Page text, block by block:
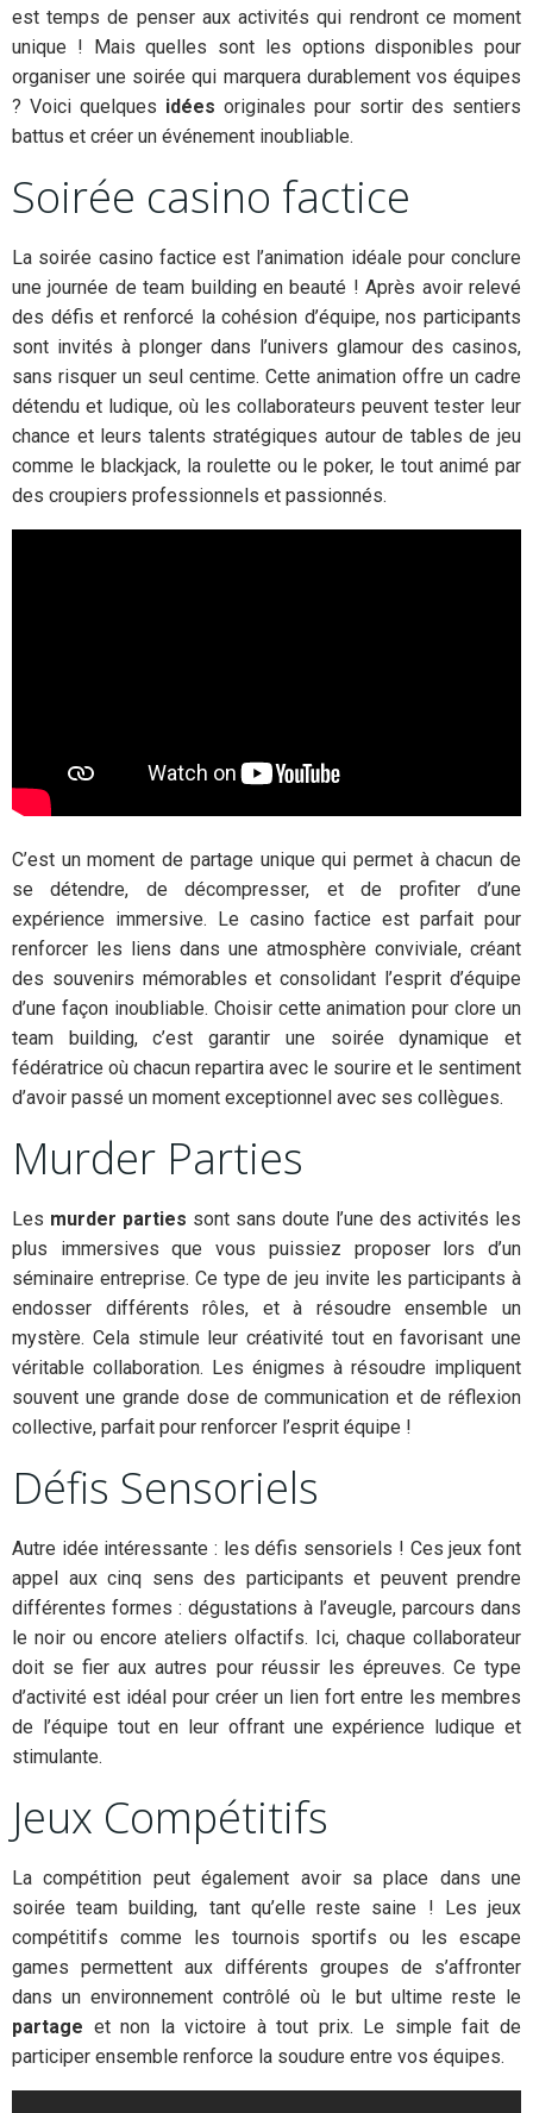
est temps de penser aux activités qui rendront ce moment
unique ! Mais quelles sont les options disponibles pour
organiser une soirée qui marquera durablement vos équipes
? Voici quelques idées originales pour sortir des sentiers
battus et créer un événement inoubliable.
Soirée casino factice
La soirée casino factice est l’animation idéale pour conclure
une journée de team building en beauté ! Après avoir relevé
des défis et renforcé la cohésion d’équipe, nos participants
sont invités à plonger dans l’univers glamour des casinos,
sans risquer un seul centime. Cette animation offre un cadre
détendu et ludique, où les collaborateurs peuvent tester leur
chance et leurs talents stratégiques autour de tables de jeu
comme le blackjack, la roulette ou le poker, le tout animé par
des croupiers professionnels et passionnés.
C’est un moment de partage unique qui permet à chacun de
se détendre, de décompresser, et de profiter d’une
expérience immersive. Le casino factice est parfait pour
renforcer les liens dans une atmosphère conviviale, créant
des souvenirs mémorables et consolidant l’esprit d’équipe
d’une façon inoubliable. Choisir cette animation pour clore un
team building, c’est garantir une soirée dynamique et
fédératrice où chacun repartira avec le sourire et le sentiment
d’avoir passé un moment exceptionnel avec ses collègues.
Murder Parties
Les murder parties sont sans doute l’une des activités les
plus immersives que vous puissiez proposer lors d’un
séminaire entreprise. Ce type de jeu invite les participants à
endosser différents rôles, et à résoudre ensemble un
mystère. Cela stimule leur créativité tout en favorisant une
véritable collaboration. Les énigmes à résoudre impliquent
souvent une grande dose de communication et de réflexion
collective, parfait pour renforcer l’esprit équipe !
Défis Sensoriels
Autre idée intéressante : les défis sensoriels ! Ces jeux font
appel aux cinq sens des participants et peuvent prendre
différentes formes : dégustations à l’aveugle, parcours dans
le noir ou encore ateliers olfactifs. Ici, chaque collaborateur
doit se fier aux autres pour réussir les épreuves. Ce type
d’activité est idéal pour créer un lien fort entre les membres
de l’équipe tout en leur offrant une expérience ludique et
stimulante.
Jeux Compétitifs
La compétition peut également avoir sa place dans une
soirée team building, tant qu’elle reste saine ! Les jeux
compétitifs comme les tournois sportifs ou les escape
games permettent aux différents groupes de s’affronter
dans un environnement contrôlé où le but ultime reste le
partage et non la victoire à tout prix. Le simple fait de
participer ensemble renforce la soudure entre vos équipes.